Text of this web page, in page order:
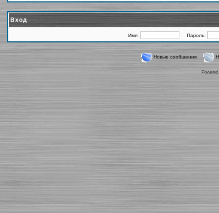
Вход
Имя: Пароль:
Новые сообщения